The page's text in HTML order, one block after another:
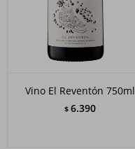
Vino El Reventón 750ml
$ 6.390